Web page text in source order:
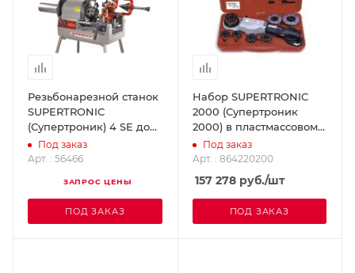
Резьбонарезной станок
SUPERTRONIС
(Супертроник) 4 SE до
4" с автоматической
головкой BSPT R/
ROTHENBERGER 56466
Под заказ
Арт. : 56466
ЗАПРОС ЦЕНЫ
ПОД ЗАКАЗ
Набор SUPERTRONIC
2000 (Супертроник
2000) в пластмассовом
чемодане D 1/2 - 2" BSPT
SUPER-EGO 864220200
Под заказ
Арт. : 864220200
157 278руб./шт
ПОД ЗАКАЗ